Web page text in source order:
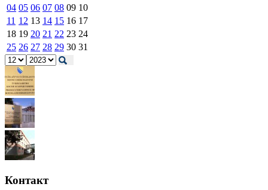
04 05 06 07 08 09 10
11 12 13 14 15 16 17
18 19 20 21 22 23 24
25 26 27 28 29 30 31
Контакт